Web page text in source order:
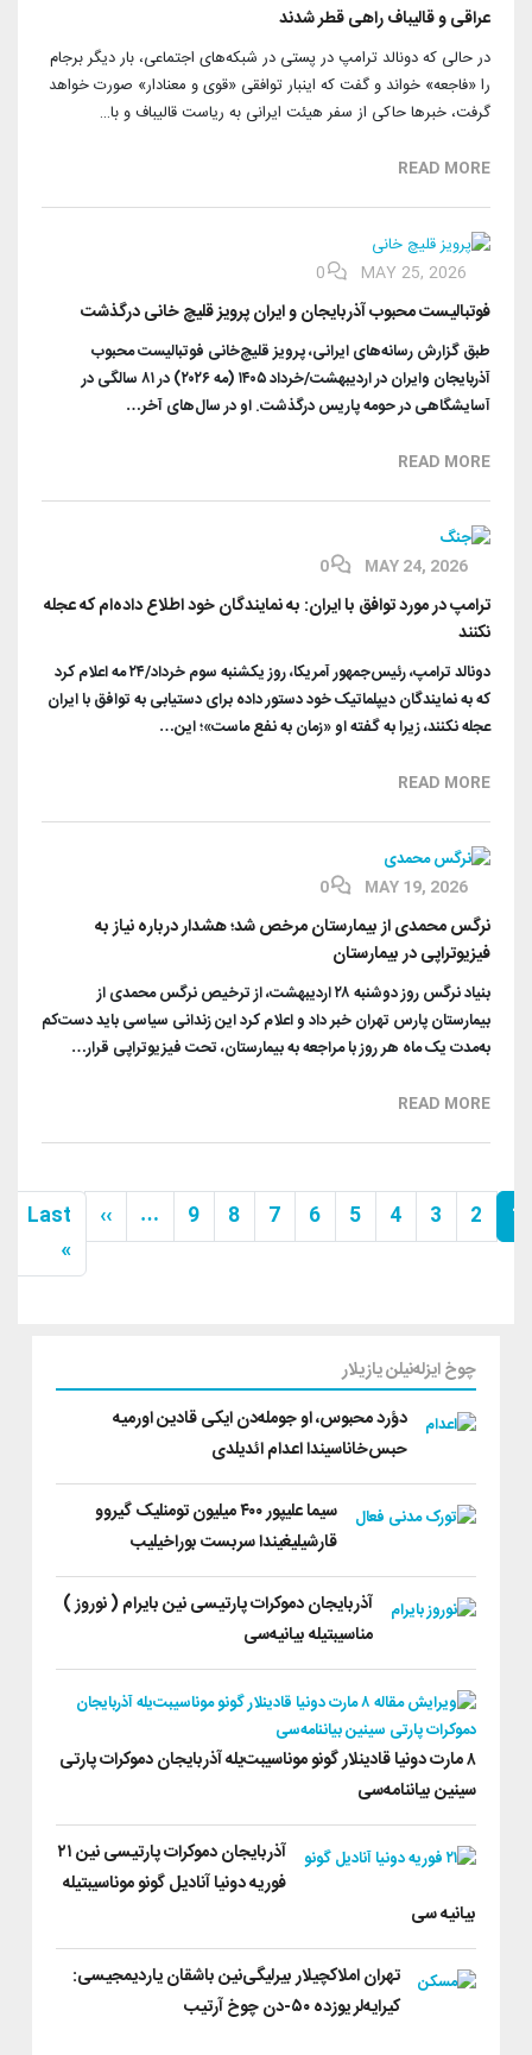
عراقی و قالیباف راهی قطر شدند
در حالی که دونالد ترامپ در پستی در شبکه‌های اجتماعی، بار دیگر برجام
را «فاجعه» خواند و گفت که اینبار توافقی «قوی و معنادار» صورت خواهد
گرفت، خبرها حاکی از سفر هیئت ایرانی به ریاست قالیباف و با…
READ MORE
MAY 25, 2026
0
فوتبالیست محبوب آذربایجان و ایران پرویز قلیچ خانی درگذشت
طبق گزارش رسانه‌های ایرانی، پرویز قلیچ‌خانی فوتبالیست محبوب
آذربایجان و‌ایران در اردیبهشت/خرداد ۱۴۰۵ (مه ۲۰۲۶) در ۸۱ سالگی در
آسایشگاهی در حومه پاریس درگذشت. او در سال‌های آخر…
READ MORE
MAY 24, 2026
0
ترامپ در مورد توافق با ایران: به نمایندگان خود اطلاع داده‌ام که عجله
نکنند
دونالد ترامپ، رئیس‌جمهور آمریکا، روز یکشنبه سوم خرداد/۲۴ مه اعلام کرد
که به نمایندگان دیپلماتیک خود دستور داده برای دستیابی به توافق با ایران
عجله نکنند، زیرا به گفته او «زمان به نفع ماست»؛ این…
READ MORE
MAY 19, 2026
0
نرگس محمدی از بیمارستان مرخص شد؛ هشدار درباره نیاز به
فیزیوتراپی در بیمارستان
بنیاد نرگس روز دوشنبه ۲۸ اردیبهشت، از ترخیص نرگس محمدی از
بیمارستان پارس تهران خبر داد و اعلام کرد این زندانی سیاسی باید دست‌کم
به‌مدت یک ماه هر روز با مراجعه به بیمارستان، تحت فیزیوتراپی قرار…
READ MORE
Pagination
1
2
3
4
5
6
7
8
9
…
››
Next page
Last
»
چوخ ایزله‌نیلن یازیلار
دؤرد محبوس، او جومله‌‌‌دن ایکی قادین اورمیه
حبس‌خاناسیندا اعدام ائدیلدی
سیما علیپور ۴۰۰ میلیون تومنلیک گیروو
قارشیلیغیندا سربست بوراخیلیب
آذربایجان دموکرات پارتیسی نین بایرام ( نوروز )
مناسیبتیله بیانیه‌سی
۸ مارت دونیا قادینلار گونو موناسیبت‌یله آذربایجان دموکرات پارتی
سینین بیاننامه‌سی
آذربایجان دموکرات پارتیسی نین ۲۱
فوریه دونیا آنادیل گونو موناسیبتیله
بیانیه سی
تهران املاکچیلار بیرلیگی‌نین باشقان یاردیمجیسی:
کیرایه‌‌‌لر یوزده ۵۰-دن چوخ آرتیب